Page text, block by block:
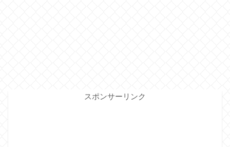
スポンサーリンク